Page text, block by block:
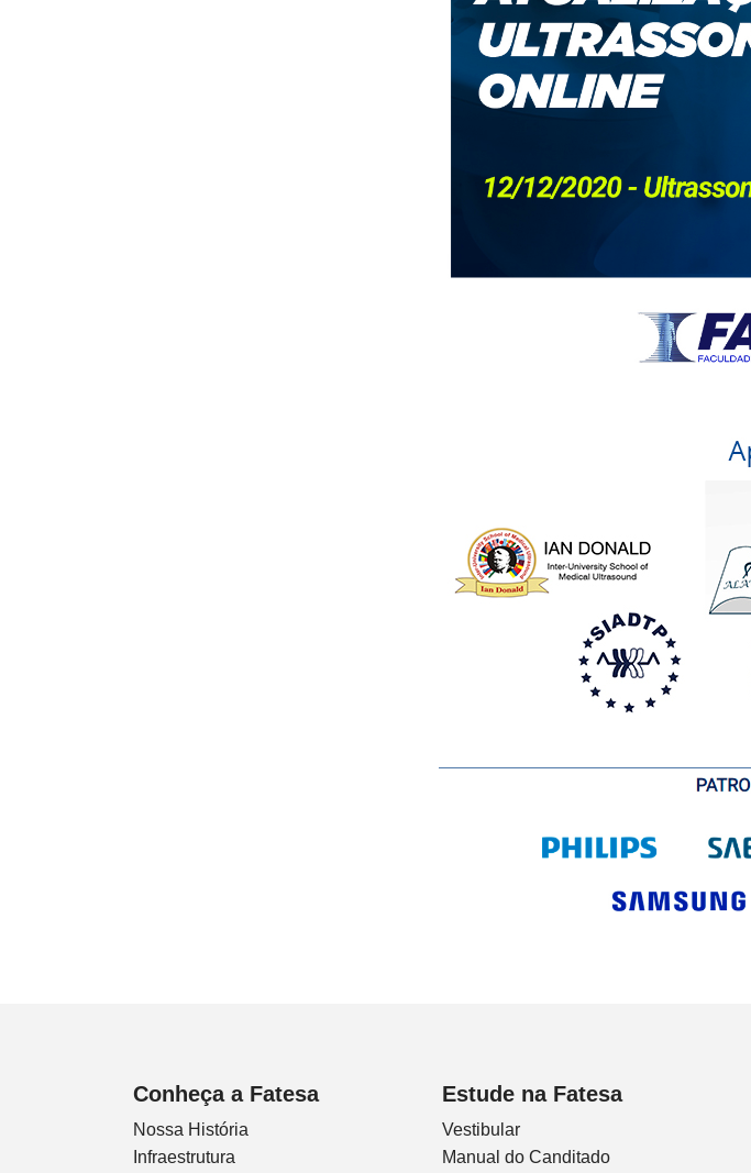
Conheça a Fatesa
Nossa História
Infraestrutura
Estude na Fatesa
Vestibular
Manual do Canditado